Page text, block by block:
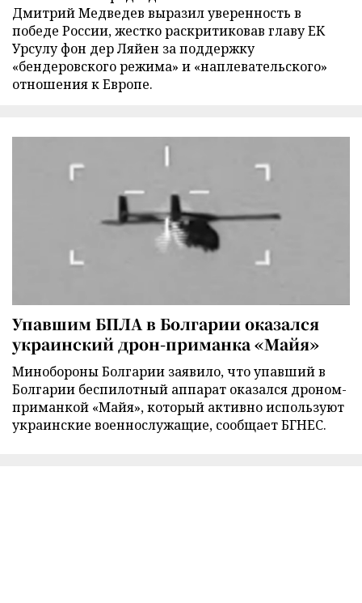
Дмитрий Медведев выразил уверенность в
победе России, жестко раскритиковав главу ЕК
Урсулу фон дер Ляйен за поддержку
«бендеровского режима» и «наплевательского»
отношения к Европе.
Упавшим БПЛА в Болгарии оказался
украинский дрон-приманка «Майя»
Минобороны Болгарии заявило, что упавший в
Болгарии беспилотный аппарат оказался дроном-
приманкой «Майя», который активно используют
украинские военнослужащие, сообщает БГНЕС.